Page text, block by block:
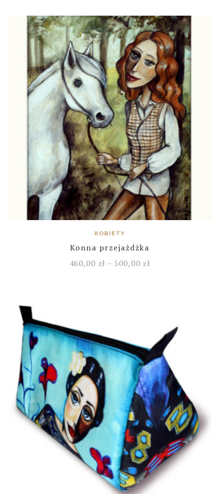
KOBIETY
Konna przejażdżka
460,00 zł – 500,00 zł